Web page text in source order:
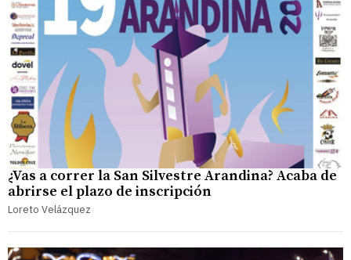
¿Vas a correr la San Silvestre Arandina? Acaba de
abrirse el plazo de inscripción
Loreto Velázquez